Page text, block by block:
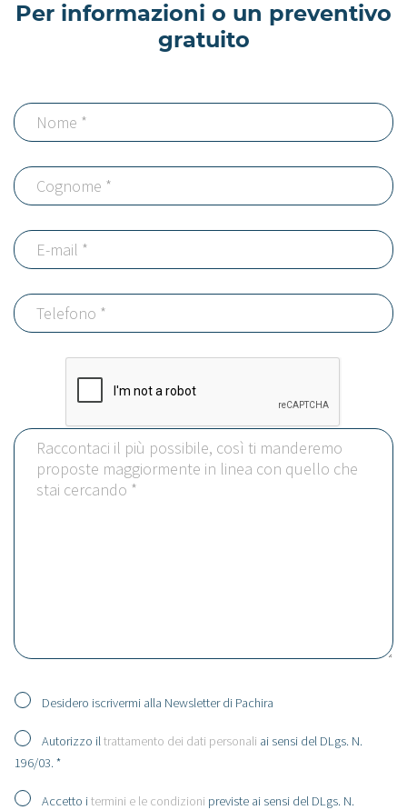
Per informazioni o un preventivo
gratuito
Desidero iscrivermi alla Newsletter di Pachira
Autorizzo iltrattamento dei dati personali ai sensi del DLgs. N.
196/03. *
Accetto itermini e le condizioni previste ai sensi del DLgs. N.